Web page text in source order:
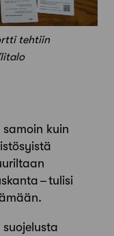
tehtiin
kuin
– tulisi